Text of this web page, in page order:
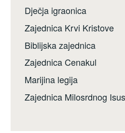
Dječja igraonica
Zajednica Krvi Kristove
Biblijska zajednica
Zajednica Cenakul
Marijina legija
Zajednica Milosrdnog